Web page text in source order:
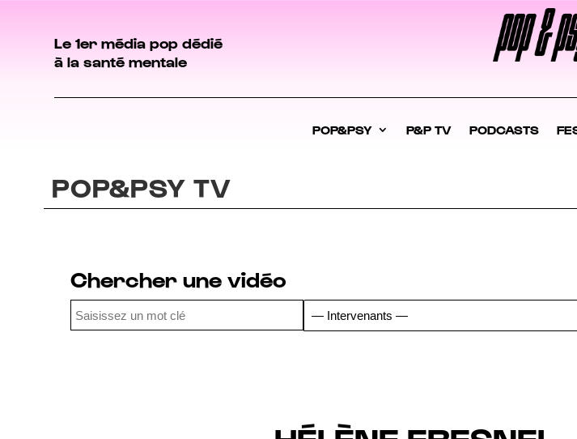
Le 1er média pop dédié
à la santé mentale
POP&PSY P&P TV PODCASTS
POP&PSY TV
Chercher une vidéo